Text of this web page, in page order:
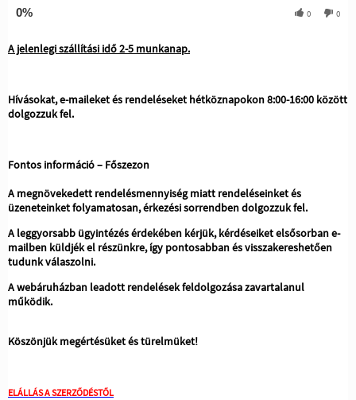
0% 0 0
A jelenlegi szállítási idő 2-5 munkanap.
Hívásokat, e-maileket és rendeléseket hétköznapokon 8:00-16:00 között
dolgozzuk fel.
Fontos információ – Főszezon
A megnövekedett rendelésmennyiség miatt rendeléseinket és
üzeneteinket folyamatosan, érkezési sorrendben dolgozzuk fel.
A leggyorsabb ügyintézés érdekében kérjük, kérdéseiket elsősorban e-
mailben küldjék el részünkre, így pontosabban és visszakereshetően
tudunk válaszolni.
A webáruházban leadott rendelések feldolgozása zavartalanul
működik.
Köszönjük megértésüket és türelmüket!
ELÁLLÁS A SZERZŐDÉSTŐL